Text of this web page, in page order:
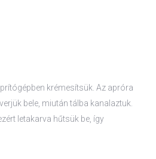
krémesítsük. Az apróra
bele, miután tálba kanalaztuk.
letakarva hűtsük be, így